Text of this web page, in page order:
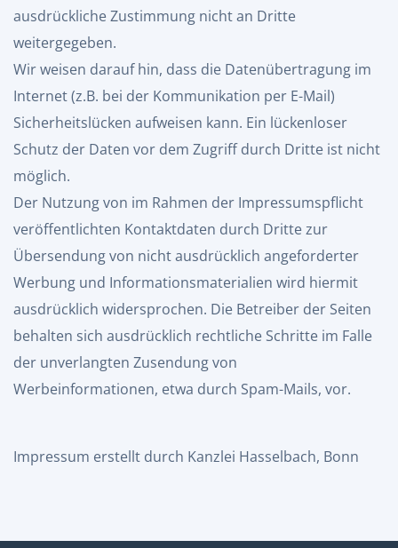
ausdrückliche Zustimmung nicht an Dritte
weitergegeben.
Wir weisen darauf hin, dass die Datenübertragung im
Internet (z.B. bei der Kommunikation per E-Mail)
Sicherheitslücken aufweisen kann. Ein lückenloser
Schutz der Daten vor dem Zugriff durch Dritte ist nicht
möglich.
Der Nutzung von im Rahmen der Impressumspflicht
veröffentlichten Kontaktdaten durch Dritte zur
Übersendung von nicht ausdrücklich angeforderter
Werbung und Informationsmaterialien wird hiermit
ausdrücklich widersprochen. Die Betreiber der Seiten
behalten sich ausdrücklich rechtliche Schritte im Falle
der unverlangten Zusendung von
Werbeinformationen, etwa durch Spam-Mails, vor.
Impressum erstellt durch Kanzlei Hasselbach, Bonn